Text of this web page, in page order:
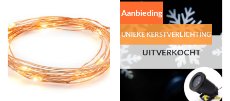
Aanbieding
UNIEKE KERSTVERLICHTING
UITVERKOCHT